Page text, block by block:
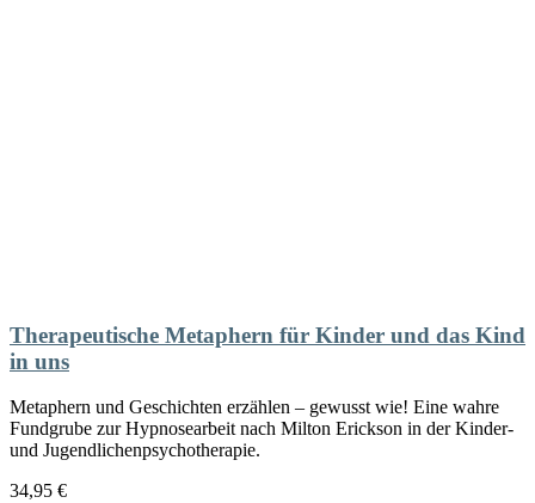
Therapeutische Metaphern für Kinder und das Kind
in uns
Metaphern und Geschichten erzählen – gewusst wie! Eine wahre
Fundgrube zur Hypnosearbeit nach Milton Erickson in der Kinder-
und Jugendlichenpsychotherapie.
34,95 €